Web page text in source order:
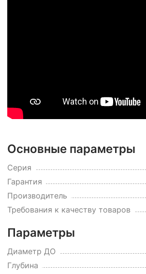
Основные параметры
Серия
Гарантия
Производитель
Требования к качеству товаров
Параметры
Диаметр ДО
Глубина